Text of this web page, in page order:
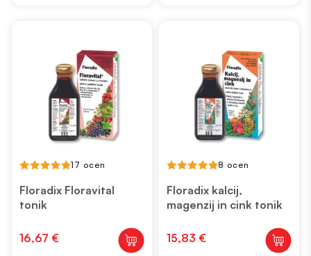
Možnosti
izberete
izdelka
out of 5
17 ocen
Floradix Floravital
tonik
16,67 €
out of 5
8 ocen
Floradix kalcij,
magenzij in cink tonik
15,83 €